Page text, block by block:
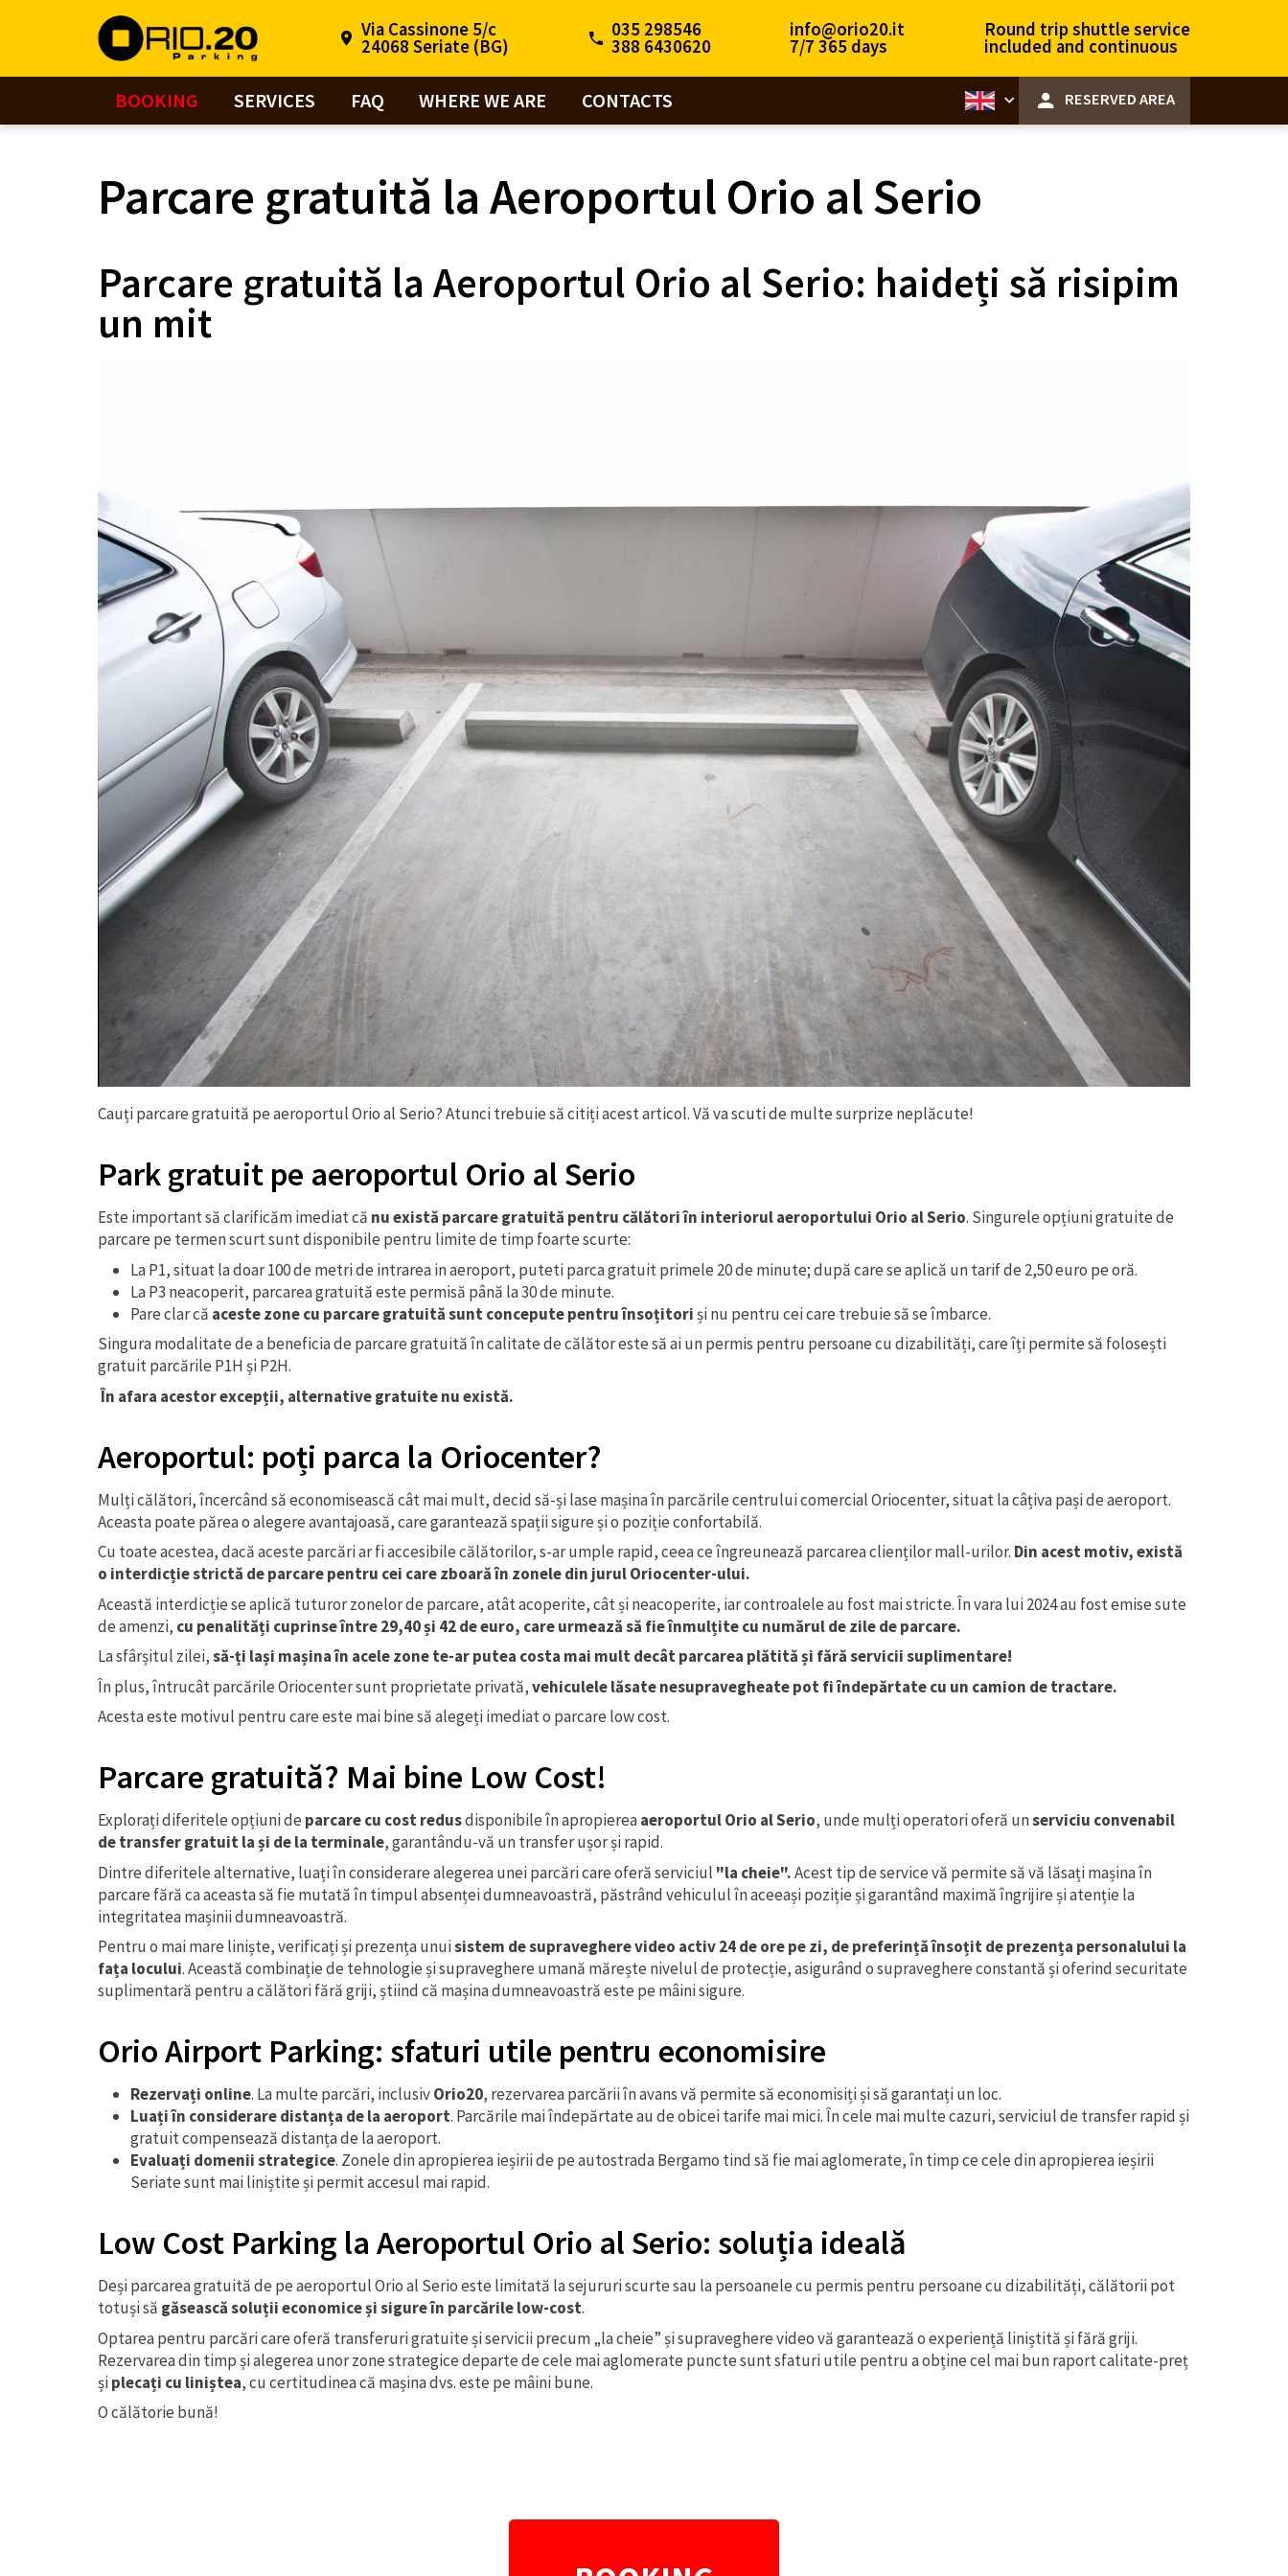
Via Cassinone 5/c
24068 Seriate (BG)
035 298546
388 6430620
info@orio20.it
7/7 365 days
Round trip shuttle service
included and continuous
BOOKING SERVICES FAQ WHERE WE ARE CONTACTS RESERVED AREA
Parcare gratuită la Aeroportul Orio al Serio
Parcare gratuită la Aeroportul Orio al Serio: haideți să risipim
un mit
Cauți parcare gratuită pe aeroportul Orio al Serio? Atunci trebuie să citiți acest articol. Vă va scuti de multe surprize neplăcute!
Park gratuit pe aeroportul Orio al Serio
Este important să clarificăm imediat că nu există parcare gratuită pentru călători în interiorul aeroportului Orio al Serio. Singurele opțiuni gratuite de
parcare pe termen scurt sunt disponibile pentru limite de timp foarte scurte:
La P1, situat la doar 100 de metri de intrarea in aeroport, puteti parca gratuit primele 20 de minute; după care se aplică un tarif de 2,50 euro pe oră.
La P3 neacoperit, parcarea gratuită este permisă până la 30 de minute.
Pare clar că aceste zone cu parcare gratuită sunt concepute pentru însoțitoriși nu pentru cei care trebuie să se îmbarce.
Singura modalitate de a beneficia de parcare gratuită în calitate de călător este să ai un permis pentru persoane cu dizabilități, care îți permite să folosești
gratuit parcările P1H și P2H.
În afara acestor excepții, alternative gratuite nu există.
Aeroportul: poți parca la Oriocenter?
Mulți călători, încercând să economisească cât mai mult, decid să-și lase mașina în parcările centrului comercial Oriocenter, situat la câțiva pași de aeroport.
Aceasta poate părea o alegere avantajoasă, care garantează spații sigure și o poziție confortabilă.
Cu toate acestea, dacă aceste parcări ar fi accesibile călătorilor, s-ar umple rapid, ceea ce îngreunează parcarea clienților mall-urilor. Din acest motiv, există
o interdicție strictă de parcare pentru cei care zboară în zonele din jurul Oriocenter-ului.
Această interdicție se aplică tuturor zonelor de parcare, atât acoperite, cât și neacoperite, iar controalele au fost mai stricte. În vara lui 2024 au fost emise sute
de amenzi, cu penalități cuprinse între 29,40 și 42 de euro, care urmează să fie înmulțite cu numărul de zile de parcare.
La sfârșitul zilei,să-ți lași mașina în acele zone te-ar putea costa mai mult decât parcarea plătită și fără servicii suplimentare!
În plus, întrucât parcările Oriocenter sunt proprietate privată,vehiculele lăsate nesupravegheate pot fi îndepărtate cu un camion de tractare.
Acesta este motivul pentru care este mai bine să alegeți imediat o parcare low cost.
Parcare gratuită? Mai bine Low Cost!
Explorați diferitele opțiuni de parcare cu cost redusdisponibile în apropiereaaeroportul Orio al Serio, unde mulți operatori oferă unserviciu convenabil
de transfer gratuit la și de la terminale, garantându-vă un transfer ușor și rapid.
Dintre diferitele alternative, luați în considerare alegerea unei parcări care oferă serviciul "la cheie".Acest tip de service vă permite să vă lăsați mașina în
parcare fără ca aceasta să fie mutată în timpul absenței dumneavoastră, păstrând vehiculul în aceeași poziție și garantând maximă îngrijire și atenție la
integritatea mașinii dumneavoastră.
Pentru o mai mare liniște, verificați și prezența unuisistem de supraveghere video activ 24 de ore pe zi, de preferință însoțit de prezența personalului la
fața locului. Această combinație de tehnologie și supraveghere umană mărește nivelul de protecție, asigurând o supraveghere constantă și oferind securitate
suplimentară pentru a călători fără griji, știind că mașina dumneavoastră este pe mâini sigure.
Orio Airport Parking: sfaturi utile pentru economisire
Rezervați online. La multe parcări, inclusivOrio20, rezervarea parcării în avans vă permite să economisiți și să garantați un loc.
Luați în considerare distanța de la aeroport. Parcările mai îndepărtate au de obicei tarife mai mici. În cele mai multe cazuri, serviciul de transfer rapid și
gratuit compensează distanța de la aeroport.
Evaluați domenii strategice. Zonele din apropierea ieșirii de pe autostrada Bergamo tind să fie mai aglomerate, în timp ce cele din apropierea ieșirii
Seriate sunt mai liniștite și permit accesul mai rapid.
Low Cost Parking la Aeroportul Orio al Serio: soluția ideală
Deși parcarea gratuită de pe aeroportul Orio al Serio este limitată la sejururi scurte sau la persoanele cu permis pentru persoane cu dizabilități, călătorii pot
totuși să găsească soluții economice și sigure în parcările low-cost.
Optarea pentru parcări care oferă transferuri gratuite și servicii precum „la cheie” și supraveghere video vă garantează o experiență liniștită și fără griji.
Rezervarea din timp și alegerea unor zone strategice departe de cele mai aglomerate puncte sunt sfaturi utile pentru a obține cel mai bun raport calitate-preț
șiplecați cu liniștea, cu certitudinea că mașina dvs. este pe mâini bune.
O călătorie bună!